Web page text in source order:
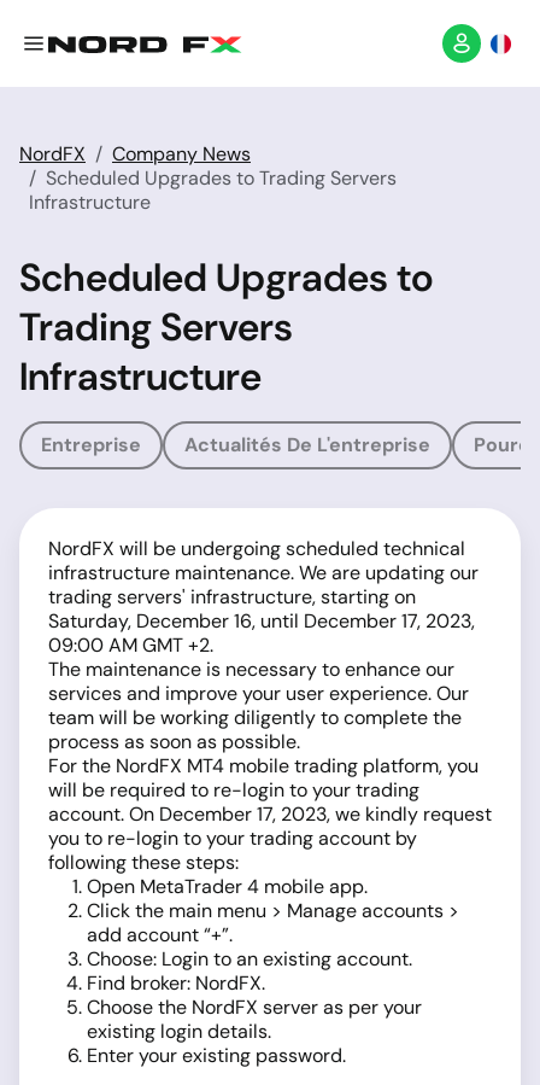
NordFX
Company News
Scheduled Upgrades to Trading Servers
Infrastructure
Scheduled Upgrades to
Trading Servers
Infrastructure
Entreprise Actualités De L'entreprise
NordFX will be undergoing scheduled technical
infrastructure maintenance. We are updating our
trading servers' infrastructure, starting on
Saturday, December 16, until December 17, 2023,
09:00 AM GMT +2.
The maintenance is necessary to enhance our
services and improve your user experience. Our
team will be working diligently to complete the
process as soon as possible.
For the NordFX MT4 mobile trading platform, you
will be required to re-login to your trading
account. On December 17, 2023, we kindly request
you to re-login to your trading account by
following these steps:
Open MetaTrader 4 mobile app.
Click the main menu > Manage accounts >
add account “+”.
Choose: Login to an existing account.
Find broker: NordFX.
Choose the NordFX server as per your
existing login details.
Enter your existing password.